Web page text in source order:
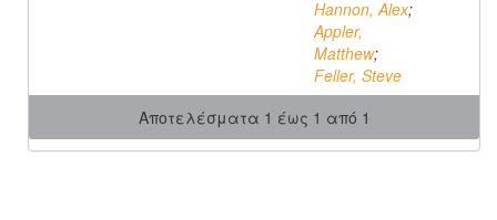
Hannon, Alex;
Appler,
Matthew;
Feller, Steve
Αποτελέσματα 1 έως 1 από 1